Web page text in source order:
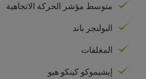
متوسط مؤشر الحركة الاتجاهية
البولنجر باند
المغلفات
إيشيموكو كينكو هيو